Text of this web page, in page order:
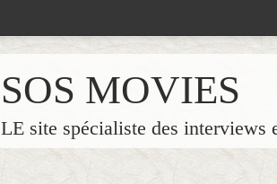
SOS MOVIES
LE site spécialiste des interviews